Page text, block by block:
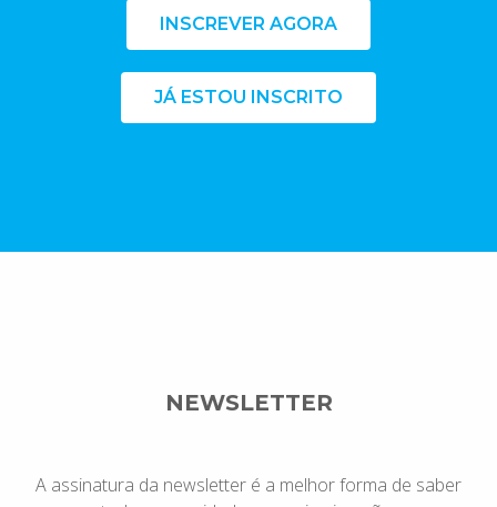
INSCREVER AGORA
JÁ ESTOU INSCRITO
NEWSLETTER
A assinatura da newsletter é a melhor forma de saber